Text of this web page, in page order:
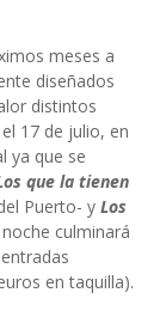
meses a
diseñados
distintos
17 de julio, en
ya que se
que la tienen
Puerto- y Los
culminará
en taquilla).